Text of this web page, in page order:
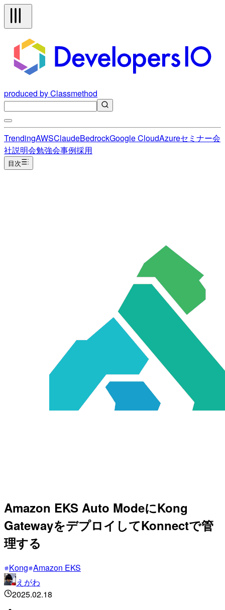
produced by Classmethod
TrendingAWSClaudeBedrockGoogle CloudAzureセミナー会
社説明会勉強会事例採用
目次
Amazon EKS Auto ModeにKong
GatewayをデプロイしてKonnectで管
理する
Kong Amazon EKS
えがわ
2025.02.18